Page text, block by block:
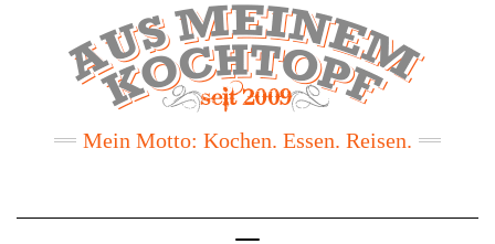
Mein Motto: Kochen. Essen. Reisen.